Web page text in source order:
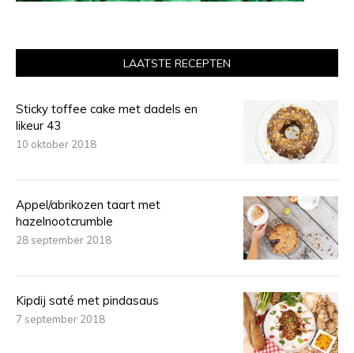
LAATSTE RECEPTEN
Sticky toffee cake met dadels en
likeur 43
10 oktober 2018
Appel/abrikozen taart met
hazelnootcrumble
28 september 2018
Kipdij saté met pindasaus
7 september 2018